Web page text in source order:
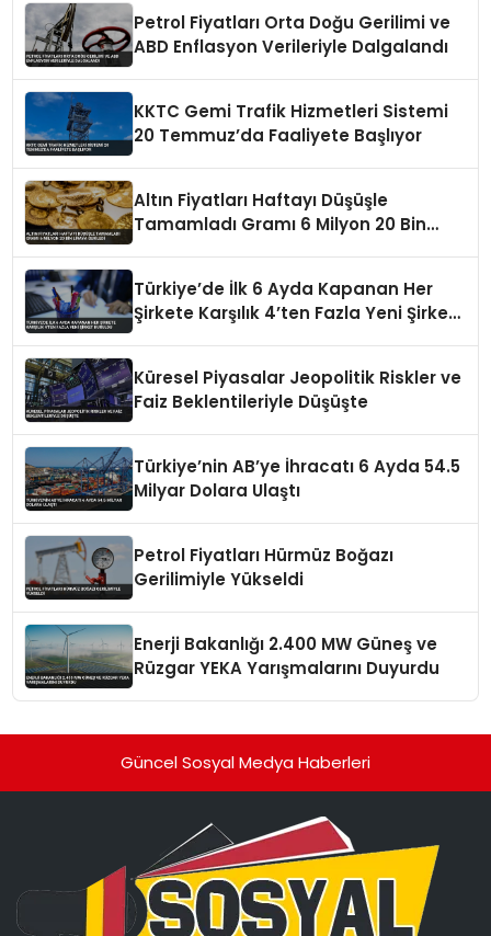
Petrol Fiyatları Orta Doğu Gerilimi ve
ABD Enflasyon Verileriyle Dalgalandı
KKTC Gemi Trafik Hizmetleri Sistemi
20 Temmuz’da Faaliyete Başlıyor
Altın Fiyatları Haftayı Düşüşle
Tamamladı Gramı 6 Milyon 20 Bin
Türkiye’de İlk 6 Ayda Kapanan Her
Şirkete Karşılık 4’ten Fazla Yeni Şirket
Küresel Piyasalar Jeopolitik Riskler ve
Faiz Beklentileriyle Düşüşte
Türkiye’nin AB’ye İhracatı 6 Ayda 54.5
Milyar Dolara Ulaştı
Petrol Fiyatları Hürmüz Boğazı
Gerilimiyle Yükseldi
Enerji Bakanlığı 2.400 MW Güneş ve
Rüzgar YEKA Yarışmalarını Duyurdu
Güncel Sosyal Medya Haberleri